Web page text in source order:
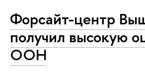
Форсайт-центр
получил высокую
ООН